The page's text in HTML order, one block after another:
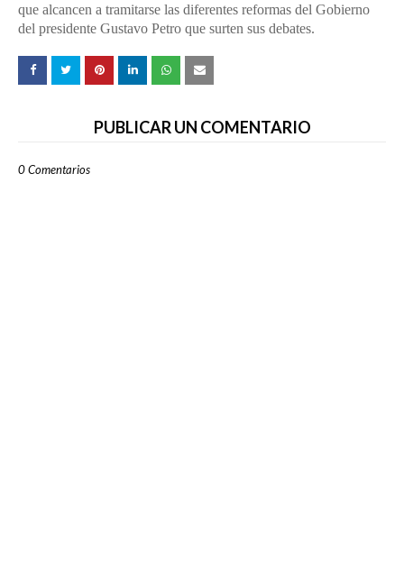
que alcancen a tramitarse las diferentes reformas del Gobierno
del presidente Gustavo Petro que surten sus debates.
PUBLICAR UN COMENTARIO
0 Comentarios